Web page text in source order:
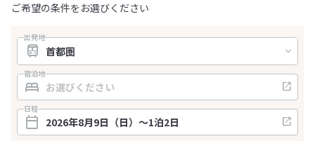
ご希望の条件をお選びください
出発地
宿泊地
日程